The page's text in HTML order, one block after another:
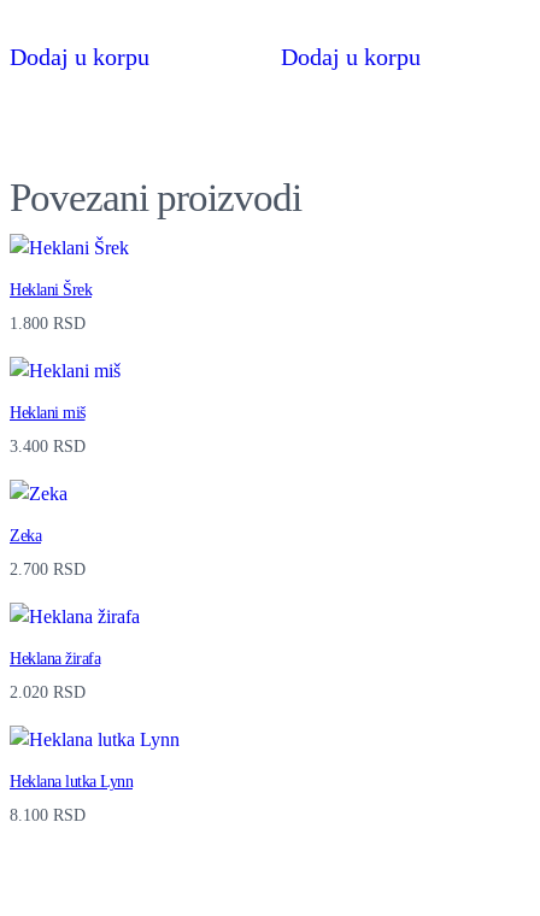
Dodaj u korpu Dodaj u korpu
Povezani proizvodi
Heklani Šrek
1.800 RSD
Heklani miš
3.400 RSD
Zeka
2.700 RSD
Heklana žirafa
2.020 RSD
Heklana lutka Lynn
8.100 RSD